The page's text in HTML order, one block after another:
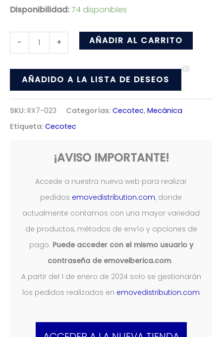
Disponibilidad:74 disponibles
-
Pestaña
de
cierre
modelo
Bongo
cantidad
+ AÑADIR AL CARRITO
AÑADIDO A LA LISTA DE DESEOS
SKU: RX7-023 Categorías: Cecotec, Mecánica
Etiqueta: Cecotec
¡AVISO IMPORTANTE!
Accede a nuestra nueva web para realizar
pedidos emovedistribution.com, donde
actualmente contamos con una mayor variedad
de productos, métodos de envío y opciones de
pago. Puede acceder con el mismo usuario y
contraseña de emoveiberica.com.
A partir del 1 de enero de 2024 solo se gestionarán
los pedidos realizados en emovedistribution.com